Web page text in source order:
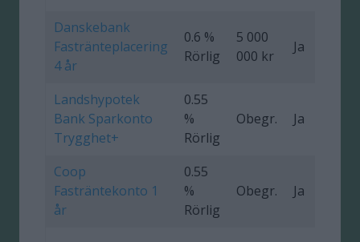
Danskebank
Fastränteplacering
4 år
0.6 %
Rörlig
5 000
000 kr
Ja
Landshypotek
Bank Sparkonto
Trygghet+
0.55
%
Rörlig
Obegr. Ja
Coop
Fasträntekonto 1
år
0.55
%
Rörlig
Obegr. Ja